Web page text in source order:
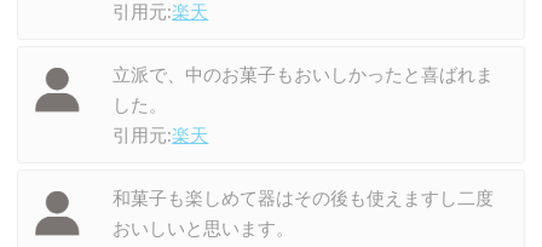
引用元:楽天
立派で、中のお菓子もおいしかったと喜ばれま
した。
引用元:楽天
和菓子も楽しめて器はその後も使えますし二度
おいしいと思います。